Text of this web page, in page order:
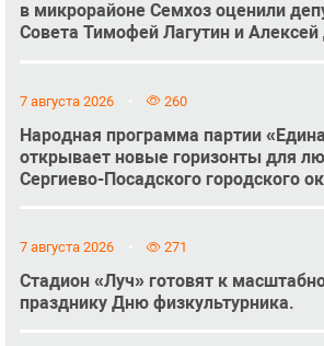
в микрорайоне Семхоз оценили
Совета Тимофей Лагутин и
7 августа 2026 260
Народная программа партии
открывает новые горизонты для
Сергиево-Посадского городского
7 августа 2026 271
Стадион «Луч» готовят к
празднику Дню физкультурника.